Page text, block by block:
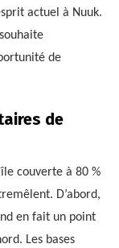
actuel à Nuuk.
de
de
couverte à 80 %
D’abord,
en fait un point
Les bases